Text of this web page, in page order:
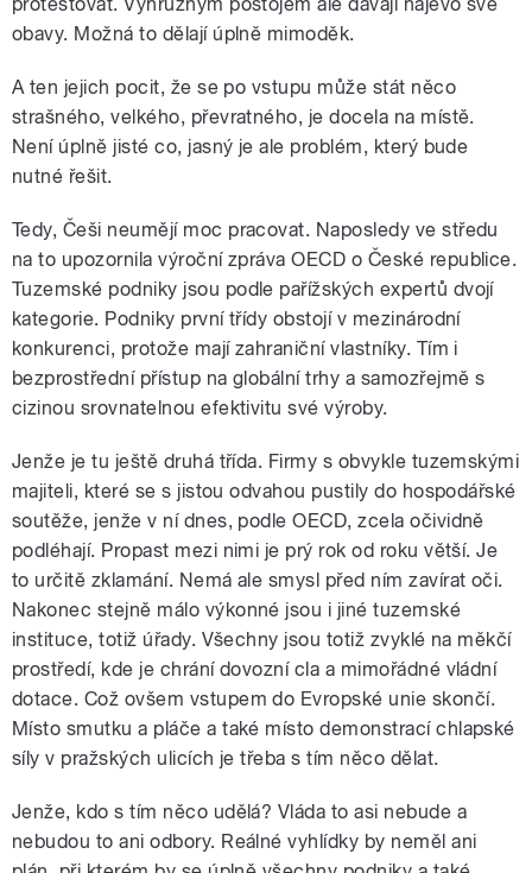
obavy. Možná to dělají úplně mimoděk.
A ten jejich pocit, že se po vstupu může stát něco
strašného, velkého, převratného, je docela na místě.
Není úplně jisté co, jasný je ale problém, který bude
nutné řešit.
Tedy, Češi neumějí moc pracovat. Naposledy ve středu
na to upozornila výroční zpráva OECD o České republice.
Tuzemské podniky jsou podle pařížských expertů dvojí
kategorie. Podniky první třídy obstojí v mezinárodní
konkurenci, protože mají zahraniční vlastníky. Tím i
bezprostřední přístup na globální trhy a samozřejmě s
cizinou srovnatelnou efektivitu své výroby.
Jenže je tu ještě druhá třída. Firmy s obvykle tuzemskými
majiteli, které se s jistou odvahou pustily do hospodářské
soutěže, jenže v ní dnes, podle OECD, zcela očividně
podléhají. Propast mezi nimi je prý rok od roku větší. Je
to určitě zklamání. Nemá ale smysl před ním zavírat oči.
Nakonec stejně málo výkonné jsou i jiné tuzemské
instituce, totiž úřady. Všechny jsou totiž zvyklé na měkčí
prostředí, kde je chrání dovozní cla a mimořádné vládní
dotace. Což ovšem vstupem do Evropské unie skončí.
Místo smutku a pláče a také místo demonstrací chlapské
síly v pražských ulicích je třeba s tím něco dělat.
Jenže, kdo s tím něco udělá? Vláda to asi nebude a
nebudou to ani odbory. Reálné vyhlídky by neměl ani